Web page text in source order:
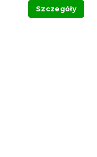
Szczegóły